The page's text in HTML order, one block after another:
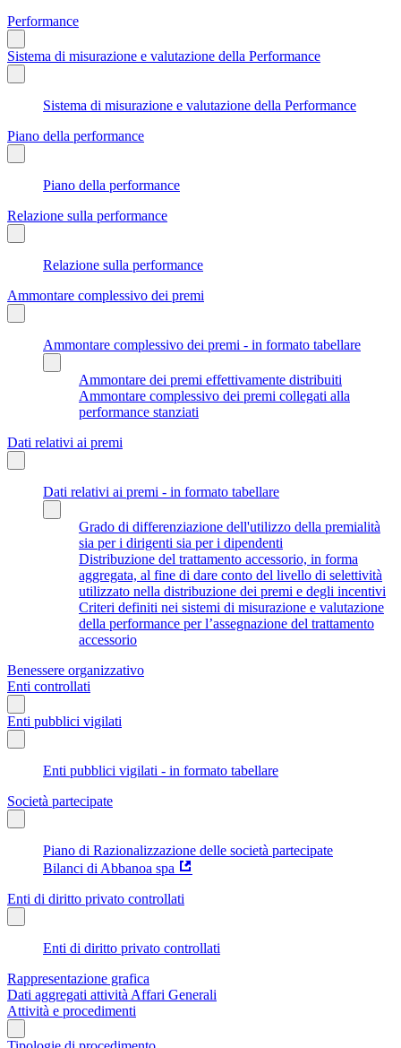
Performance
Sistema di misurazione e valutazione della Performance
Sistema di misurazione e valutazione della Performance
Piano della performance
Piano della performance
Relazione sulla performance
Relazione sulla performance
Ammontare complessivo dei premi
Ammontare complessivo dei premi - in formato tabellare
Ammontare dei premi effettivamente distribuiti
Ammontare complessivo dei premi collegati alla
performance stanziati
Dati relativi ai premi
Dati relativi ai premi - in formato tabellare
Grado di differenziazione dell'utilizzo della premialità
sia per i dirigenti sia per i dipendenti
Distribuzione del trattamento accessorio, in forma
aggregata, al fine di dare conto del livello di selettività
utilizzato nella distribuzione dei premi e degli incentivi
Criteri definiti nei sistemi di misurazione e valutazione
della performance per l’assegnazione del trattamento
accessorio
Benessere organizzativo
Enti controllati
Enti pubblici vigilati
Enti pubblici vigilati - in formato tabellare
Società partecipate
Piano di Razionalizzazione delle società partecipate
Bilanci di Abbanoa spa
Enti di diritto privato controllati
Enti di diritto privato controllati
Rappresentazione grafica
Dati aggregati attività Affari Generali
Attività e procedimenti